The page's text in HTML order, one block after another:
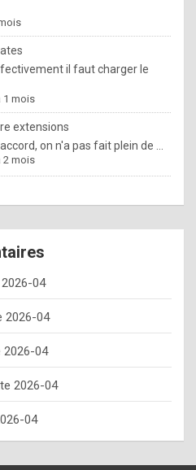
n
o
w
h
o
w
o
e
y
o
u
s
h
o
il faut charger le
1 mois
extensions
on n'a pas fait plein de ...
2 mois
04
2026-04
2026-04
2026-04
04